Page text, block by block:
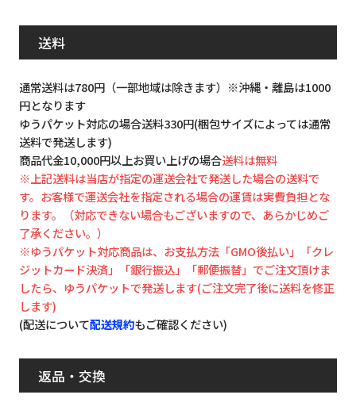
送料
通常送料は780円（一部地域は除きます）※沖縄・離島は1000
円となります
ゆうパケット対応の場合送料330円(梱包サイズによっては通常
送料で発送します)
商品代金10,000円以上お買い上げの場合送料は無料
※上記送料は当店が指定の運送会社で発送した場合の送料で
す。お客様で運送会社を指定される場合の運賃は実費負担とな
ります。（対応できない場合もございますので、あらかじめご
了承ください。）
※ゆうパケット対応商品は、お支払方法「GMO後払い」「クレ
ジットカード決済」「銀行振込」「郵便振替」でご注文頂けま
したら、ゆうパケットで発送します(ご注文完了後に送料を修正
します)
(配送について配送規約もご確認ください)
返品・交換